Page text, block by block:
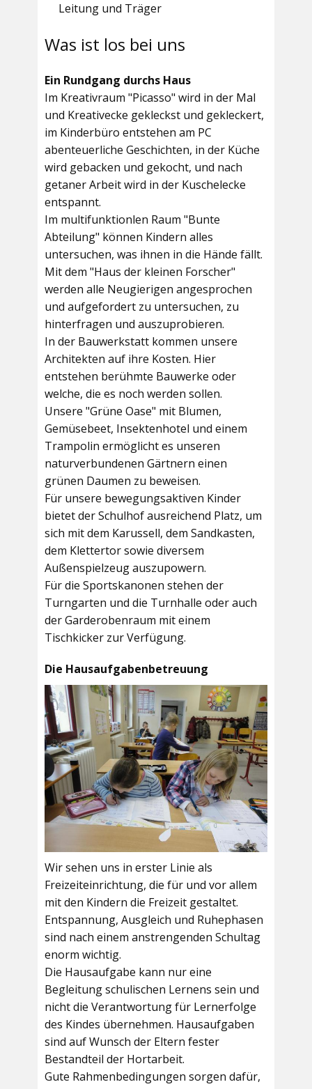
Leitung und Träger
Was ist los bei uns
Ein Rundgang durchs Haus
Im Kreativraum "Picasso" wird in der Mal
und Kreativecke gekleckst und gekleckert,
im Kinderbüro entstehen am PC
abenteuerliche Geschichten, in der Küche
wird gebacken und gekocht, und nach
getaner Arbeit wird in der Kuschelecke
entspannt.
Im multifunktionlen Raum "Bunte
Abteilung" können Kindern alles
untersuchen, was ihnen in die Hände fällt.
Mit dem "Haus der kleinen Forscher"
werden alle Neugierigen angesprochen
und aufgefordert zu untersuchen, zu
hinterfragen und auszuprobieren.
In der Bauwerkstatt kommen unsere
Architekten auf ihre Kosten. Hier
entstehen berühmte Bauwerke oder
welche, die es noch werden sollen.
Unsere "Grüne Oase" mit Blumen,
Gemüsebeet, Insektenhotel und einem
Trampolin ermöglicht es unseren
naturverbundenen Gärtnern einen
grünen Daumen zu beweisen.
Für unsere bewegungsaktiven Kinder
bietet derSchulhofausreichend Platz, um
sich mit dem Karussell, dem Sandkasten,
dem Klettertor sowie diversem
Außenspielzeug auszupowern.
Für die Sportskanonen stehen der
Turngarten und die Turnhalle oder auch
derGarderobenraum mit einem
Tischkicker zur Verfügung.
Die Hausaufgabenbetreuung
Wir sehen uns in erster Linie als
Freizeiteinrichtung, die für und vor allem
mit den Kindern die Freizeit gestaltet.
Entspannung, Ausgleich und Ruhephasen
sind nach einem anstrengenden Schultag
enorm wichtig.
Die Hausaufgabe kann nur eine
Begleitung schulischen Lernens sein und
nicht die Verantwortung für Lernerfolge
des Kindes übernehmen. Hausaufgaben
sind auf Wunsch der Eltern fester
Bestandteil der Hortarbeit.
Gute Rahmenbedingungen sorgen dafür,